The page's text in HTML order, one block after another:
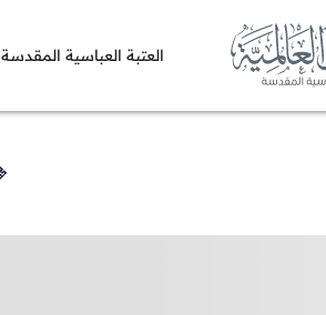
العتبة العباسية المقدسة